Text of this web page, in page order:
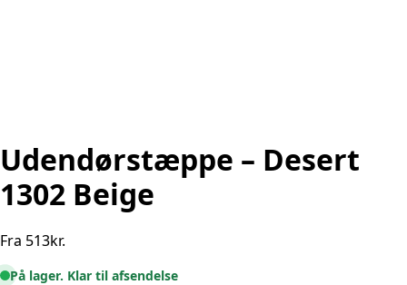
Udendørstæppe – Desert
1302 Beige
Fra 513kr.
På lager. Klar til afsendelse